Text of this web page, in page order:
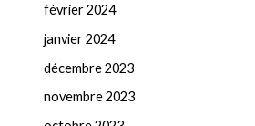
février 2024
janvier 2024
décembre 2023
novembre 2023